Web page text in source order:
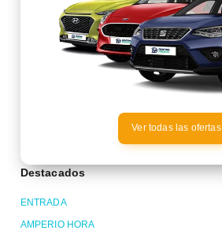
Ver todas las ofertas
Destacados
ENTRADA
AMPERIO HORA